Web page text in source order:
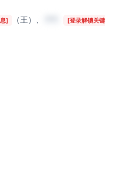
] （王）、
[登录解锁关键